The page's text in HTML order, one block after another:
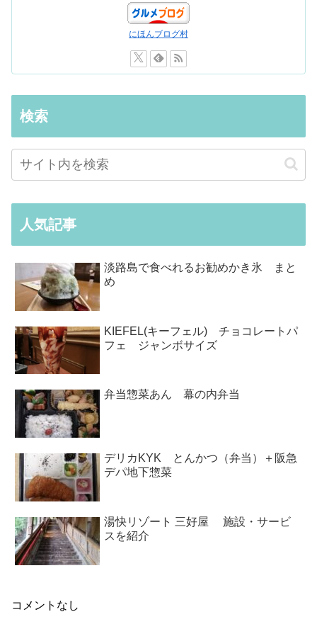
にほんブログ村
検索
人気記事
淡路島で食べれるお勧めかき氷 まと
め
KIEFEL(キーフェル) チョコレートパ
フェ ジャンボサイズ
弁当惣菜あん 幕の内弁当
デリカKYK とんかつ（弁当）＋阪急
デパ地下惣菜
湯快リゾート 三好屋 施設・サービ
スを紹介
コメントなし